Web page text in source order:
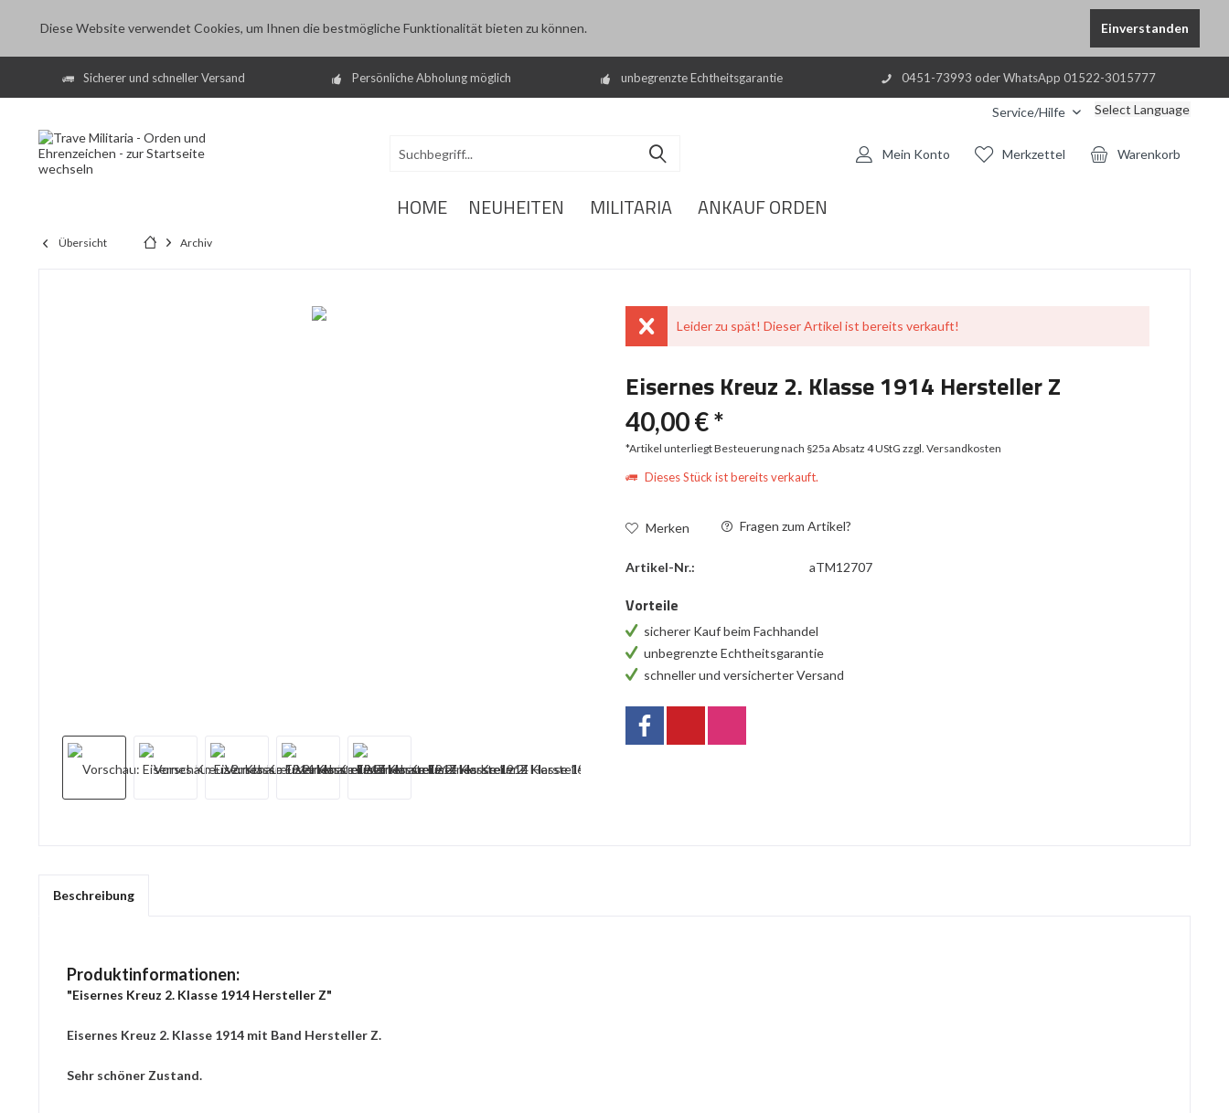
Diese Website verwendet Cookies, um Ihnen die bestmögliche Funktionalität bieten zu können. Einverstanden
Sicherer und schneller Versand Persönliche Abholung möglich unbegrenzte Echtheitsgarantie 0451-73993 oder WhatsApp 01522-3015777
Service/Hilfe Select Language
Warenkorb
Merkzettel
Mein Konto
HOME NEUHEITEN MILITARIA ANKAUF ORDEN
Übersicht Archiv
Leider zu spät! Dieser Artikel ist bereits verkauft!
Eisernes Kreuz 2. Klasse 1914 Hersteller Z
40,00 € *
*Artikel unterliegt Besteuerung nach §25a Absatz 4 UStGzzgl. Versandkosten
Dieses Stück ist bereits verkauft.
Merken Fragen zum Artikel?
Artikel-Nr.: aTM12707
Vorteile
sicherer Kauf beim Fachhandel
unbegrenzte Echtheitsgarantie
schneller und versicherter Versand
Beschreibung
Produktinformationen:
"Eisernes Kreuz 2. Klasse 1914 Hersteller Z"
Eisernes Kreuz 2. Klasse 1914 mit Band Hersteller Z.
Sehr schöner Zustand.